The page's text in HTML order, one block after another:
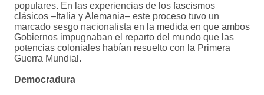
populares. En las experiencias de los fascismos
clásicos –Italia y Alemania– este proceso tuvo un
marcado sesgo nacionalista en la medida en que ambos
Gobiernos impugnaban el reparto del mundo que las
potencias coloniales habían resuelto con la Primera
Guerra Mundial.
Democradura